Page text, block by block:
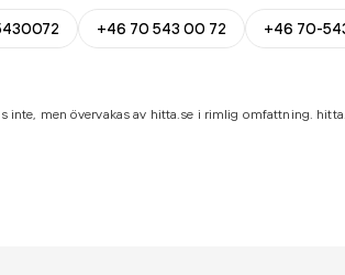
+46 70 543 00 72 +46 70-
men övervakas av hitta.se i rimlig omfattning.